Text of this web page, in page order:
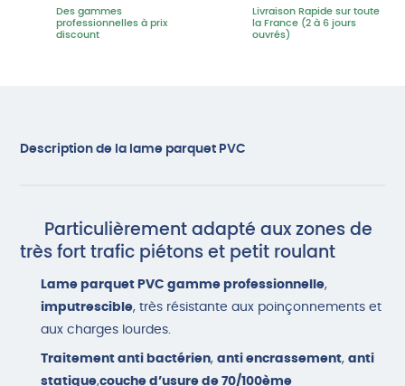
Des gammes
professionnelles à prix
discount
Livraison Rapide sur toute
la France (2 à 6 jours
ouvrés)
Description de la lame parquet PVC
Particulièrement adapté aux zones de
très fort trafic piétons et petit roulant
Lame parquet PVC gamme professionnelle,
imputrescible, très résistante aux poinçonnements et
aux charges lourdes.
Traitement anti bactérien,anti encrassement,anti
statique,couche d’usure de 70/100ème